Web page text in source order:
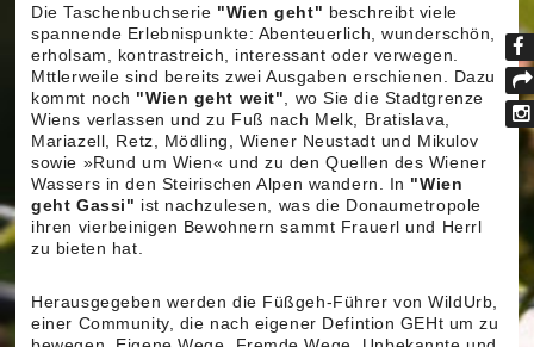
Die Taschenbuchserie "Wien geht" beschreibt viele
spannende Erlebnispunkte: Abenteuerlich, wunderschön,
erholsam, kontrastreich, interessant oder verwegen.
Mttlerweile sind bereits zwei Ausgaben erschienen. Dazu
kommt noch "Wien geht weit" , wo Sie die Stadtgrenze
Wiens verlassen und zu Fuß nach Melk, Bratislava,
Mariazell, Retz, Mödling, Wiener Neustadt und Mikulov
sowie »Rund um Wien« und zu den Quellen des Wiener
Wassers in den Steirischen Alpen wandern. In "Wien
geht Gassi" ist nachzulesen, was die Donaumetropole
ihren vierbeinigen Bewohnern sammt Frauerl und Herrl
zu bieten hat.
Herausgegeben werden die Füßgeh-Führer von WildUrb,
einer Community, die nach eigener Defintion GEHt um zu